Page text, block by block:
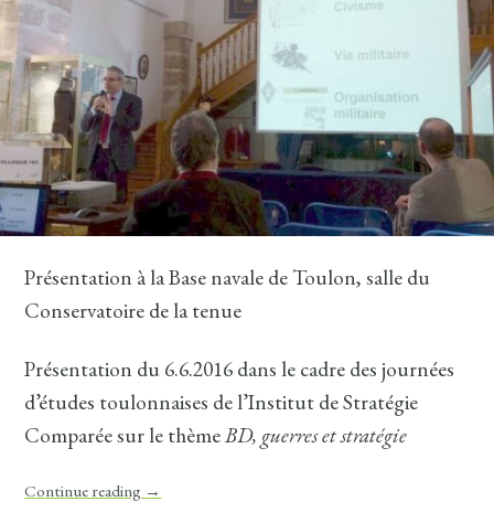
Présentation à la Base navale de Toulon, salle du
Conservatoire de la tenue
Présentation du 6.6.2016 dans le cadre des journées
d’études toulonnaises de l’Institut de Stratégie
Comparée sur le thèmeBD, guerres et stratégie
Continue reading →